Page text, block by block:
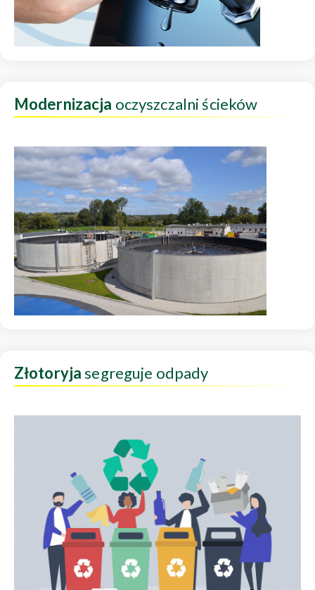
Modernizacja oczyszczalni ścieków
Złotoryjasegreguje odpady